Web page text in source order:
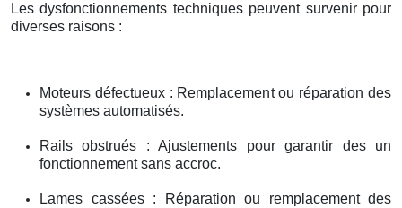
Les dysfonctionnements techniques peuvent survenir pour
diverses raisons :
Moteurs défectueux : Remplacement ou réparation des
systèmes automatisés.
Rails obstrués : Ajustements pour garantir des un
fonctionnement sans accroc.
Lames cassées : Réparation ou remplacement des